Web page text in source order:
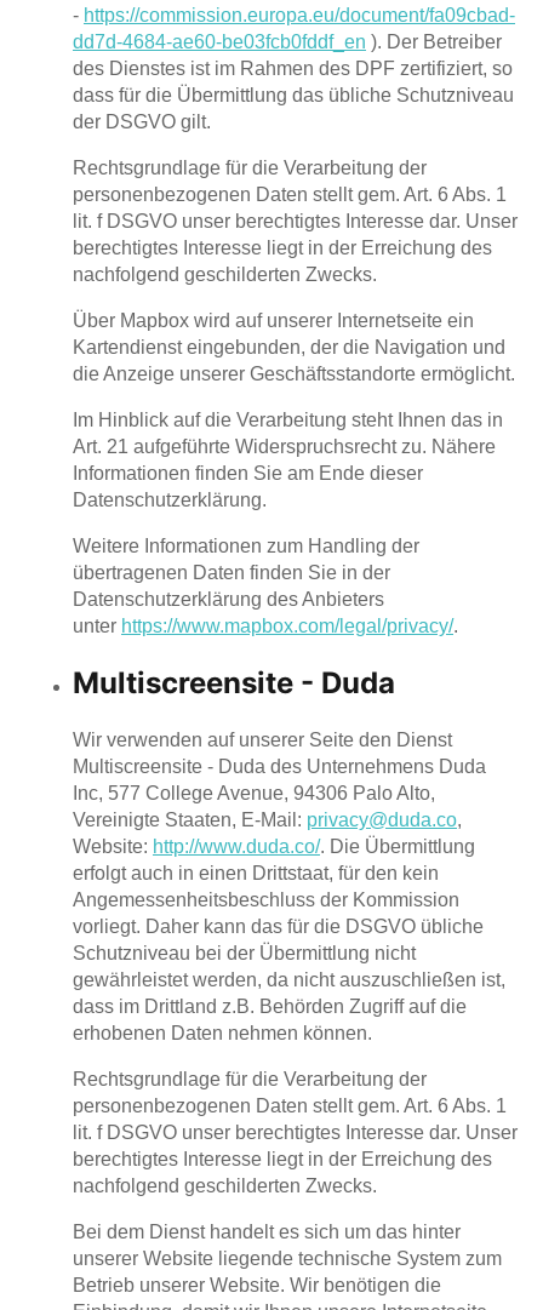
- https://commission.europa.eu/document/fa09cbad-
dd7d-4684-ae60-be03fcb0fddf_en ). Der Betreiber
des Dienstes ist im Rahmen des DPF zertifiziert, so
dass für die Übermittlung das übliche Schutzniveau
der DSGVO gilt.
Rechtsgrundlage für die Verarbeitung der
personenbezogenen Daten stellt gem. Art. 6 Abs. 1
lit. f DSGVO unser berechtigtes Interesse dar. Unser
berechtigtes Interesse liegt in der Erreichung des
nachfolgend geschilderten Zwecks.
Über Mapbox wird auf unserer Internetseite ein
Kartendienst eingebunden, der die Navigation und
die Anzeige unserer Geschäftsstandorte ermöglicht.
Im Hinblick auf die Verarbeitung steht Ihnen das in
Art. 21 aufgeführte Widerspruchsrecht zu. Nähere
Informationen finden Sie am Ende dieser
Datenschutzerklärung.
Weitere Informationen zum Handling der
übertragenen Daten finden Sie in der
Datenschutzerklärung des Anbieters
unter https://www.mapbox.com/legal/privacy/.
Multiscreensite - Duda
Wir verwenden auf unserer Seite den Dienst
Multiscreensite - Duda des Unternehmens Duda
Inc, 577 College Avenue, 94306 Palo Alto,
Vereinigte Staaten, E-Mail: privacy@duda.co,
Website: http://www.duda.co/. Die Übermittlung
erfolgt auch in einen Drittstaat, für den kein
Angemessenheitsbeschluss der Kommission
vorliegt. Daher kann das für die DSGVO übliche
Schutzniveau bei der Übermittlung nicht
gewährleistet werden, da nicht auszuschließen ist,
dass im Drittland z.B. Behörden Zugriff auf die
erhobenen Daten nehmen können.
Rechtsgrundlage für die Verarbeitung der
personenbezogenen Daten stellt gem. Art. 6 Abs. 1
lit. f DSGVO unser berechtigtes Interesse dar. Unser
berechtigtes Interesse liegt in der Erreichung des
nachfolgend geschilderten Zwecks.
Bei dem Dienst handelt es sich um das hinter
unserer Website liegende technische System zum
Betrieb unserer Website. Wir benötigen die